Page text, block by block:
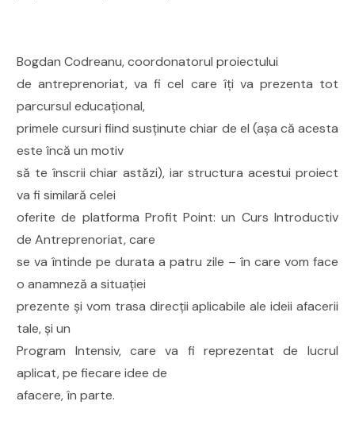
Bogdan Codreanu, coordonatorul proiectului
de antreprenoriat, va fi cel care îți va prezenta tot
parcursul educațional,
primele cursuri fiind susținute chiar de el (așa că acesta
este încă un motiv
să te înscrii chiar astăzi), iar structura acestui proiect
va fi similară celei
oferite de platforma Profit Point: un Curs Introductiv
de Antreprenoriat, care
se va întinde pe durata a patru zile – în care vom face
o anamneză a situației
prezente și vom trasa direcții aplicabile ale ideii afacerii
tale, și un
Program Intensiv, care va fi reprezentat de lucrul
aplicat, pe fiecare idee de
afacere, în parte.